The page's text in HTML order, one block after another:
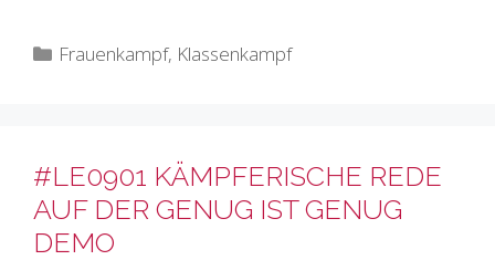
Kategorien
Frauenkampf, Klassenkampf
#LE0901 KÄMPFERISCHE REDE
AUF DER GENUG IST GENUG
DEMO